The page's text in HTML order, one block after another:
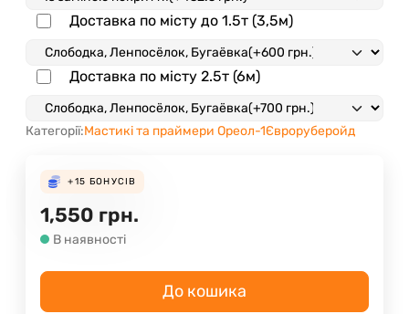
Доставка по місту до 1.5т (3,5м)
Доставка по місту 2.5т (6м)
Категорії:Мастикі та праймери Ореол-1Євроруберойд
+15 БОНУСІВ
1,550 грн.
В наявності
До кошика